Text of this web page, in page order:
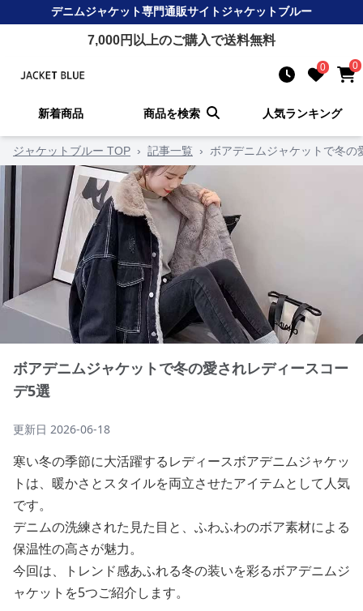
デニムジャケット専門通販サイトジャケットブルー
7,000円以上のご購入で送料無料
0 0
新着商品 商品を検索 人気ランキング
ジャケットブルー TOP › 記事一覧 › ボアデニムジャケットで冬
ボアデニムジャケットで冬の愛されレディースコー
デ5選
更新日 2026-06-18
寒い冬の季節に大活躍するレディースボアデニムジャケッ
トは、暖かさとスタイルを両立させたアイテムとして人気
です。
デニムの洗練された見た目と、ふわふわのボア素材による
保温性の高さが魅力。
今回は、トレンド感あふれる冬の装いを彩るボアデニムジ
ャケットを5つご紹介します。